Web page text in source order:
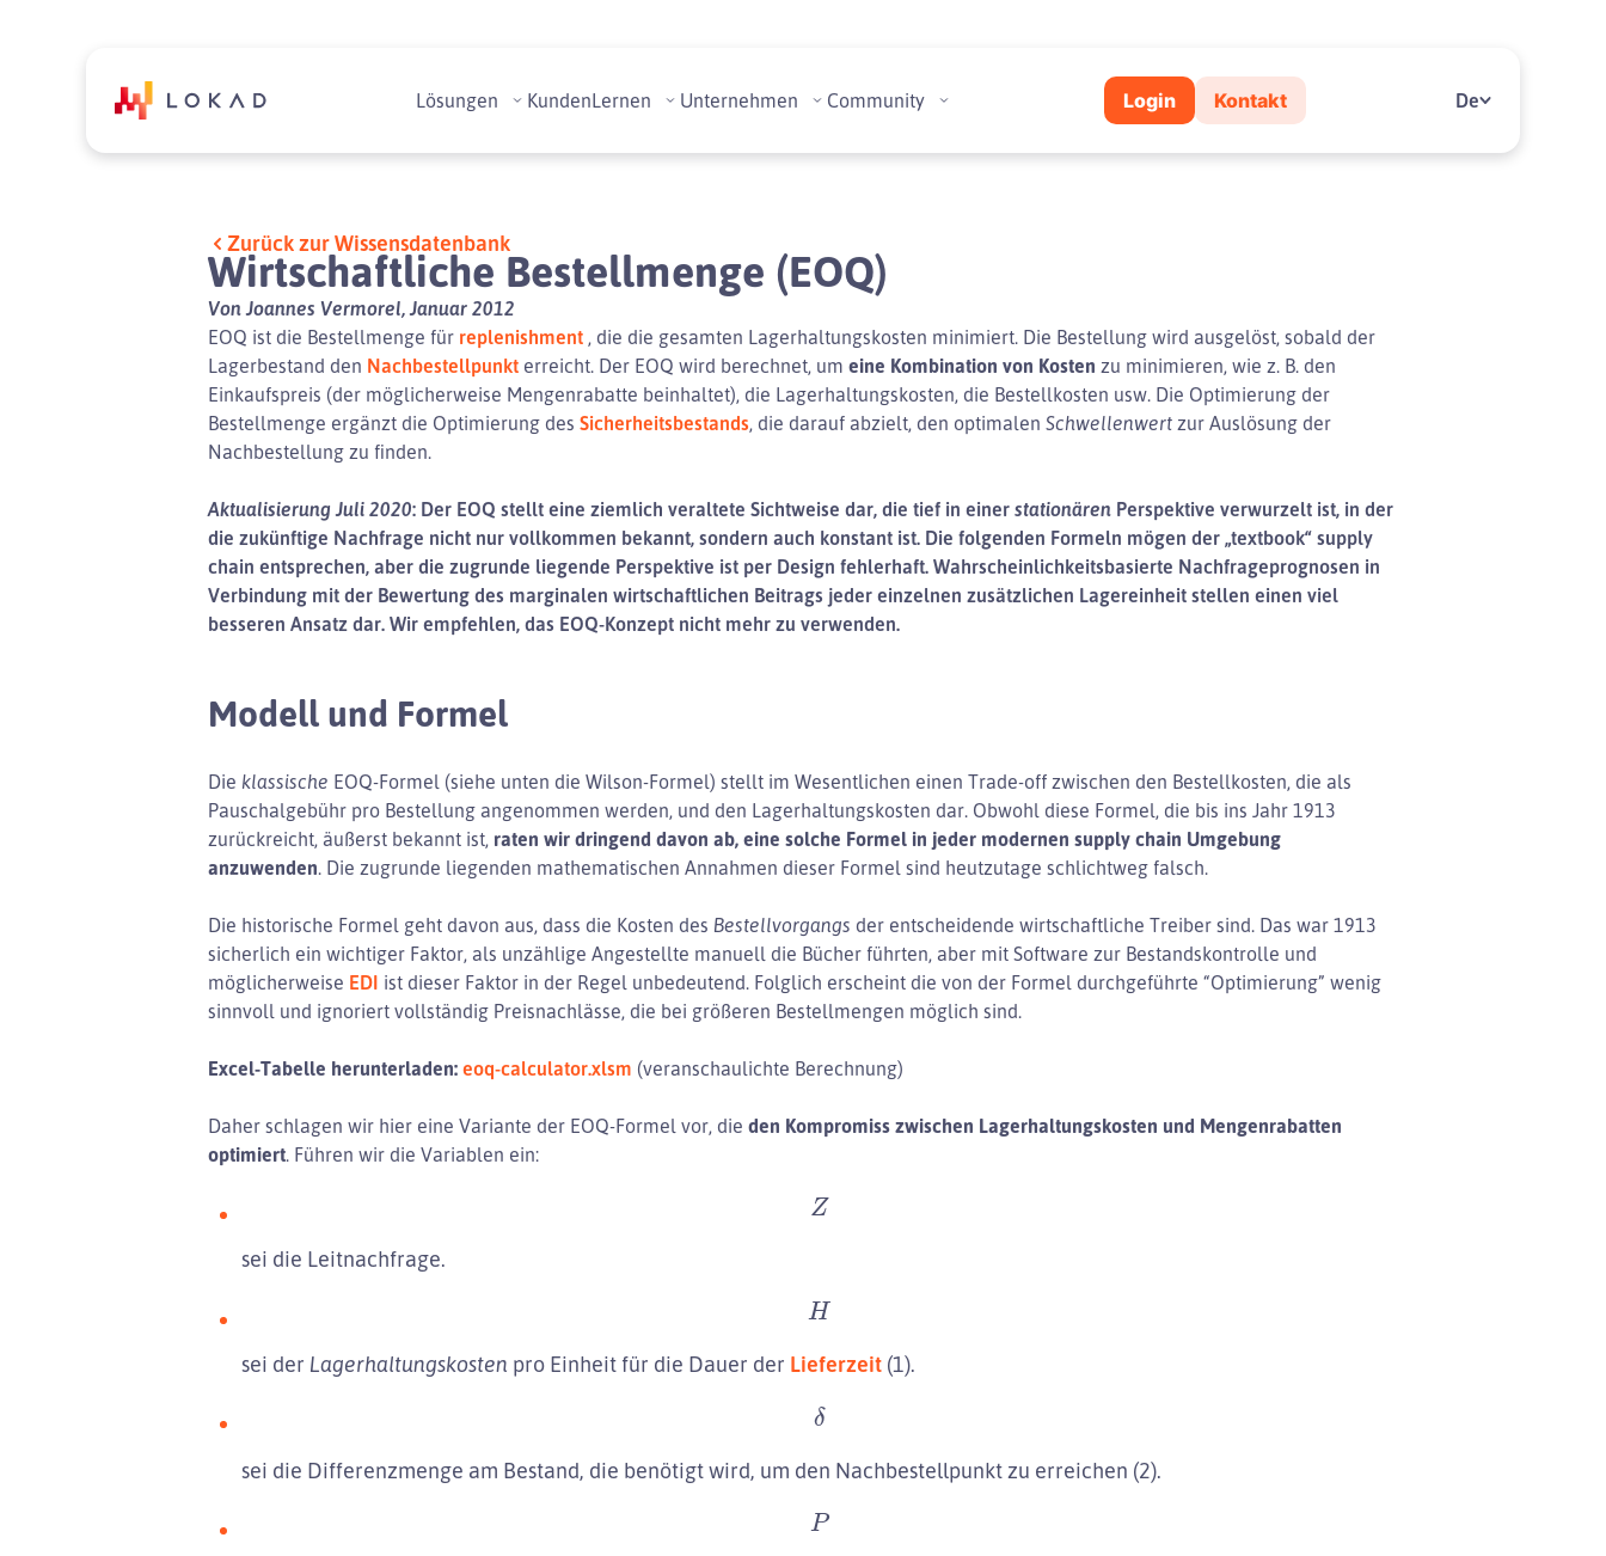
Lösungen KundenLernen Unternehmen Community Login Kontakt De
Zurück zur Wissensdatenbank
Wirtschaftliche Bestellmenge (EOQ)
Von Joannes Vermorel, Januar 2012
EOQ ist die Bestellmenge für replenishment , die die gesamten Lagerhaltungskosten minimiert. Die Bestellung wird ausgelöst, sobald der
Lagerbestand den Nachbestellpunkt erreicht. Der EOQ wird berechnet, um eine Kombination von Kosten zu minimieren, wie z. B. den
Einkaufspreis (der möglicherweise Mengenrabatte beinhaltet), die Lagerhaltungskosten, die Bestellkosten usw. Die Optimierung der
Bestellmenge ergänzt die Optimierung des Sicherheitsbestands, die darauf abzielt, den optimalen Schwellenwert zur Auslösung der
Nachbestellung zu finden.
Aktualisierung Juli 2020: Der EOQ stellt eine ziemlich veraltete Sichtweise dar, die tief in einer stationären Perspektive verwurzelt ist, in der
die zukünftige Nachfrage nicht nur vollkommen bekannt, sondern auch konstant ist. Die folgenden Formeln mögen der „textbook“ supply
chain entsprechen, aber die zugrunde liegende Perspektive ist per Design fehlerhaft. Wahrscheinlichkeitsbasierte Nachfrageprognosen in
Verbindung mit der Bewertung des marginalen wirtschaftlichen Beitrags jeder einzelnen zusätzlichen Lagereinheit stellen einen viel
besseren Ansatz dar. Wir empfehlen, das EOQ-Konzept nicht mehr zu verwenden.
Modell und Formel
Die klassische EOQ-Formel (siehe unten die Wilson-Formel) stellt im Wesentlichen einen Trade-off zwischen den Bestellkosten, die als
Pauschalgebühr pro Bestellung angenommen werden, und den Lagerhaltungskosten dar. Obwohl diese Formel, die bis ins Jahr 1913
zurückreicht, äußerst bekannt ist, raten wir dringend davon ab, eine solche Formel in jeder modernen supply chain Umgebung
anzuwenden. Die zugrunde liegenden mathematischen Annahmen dieser Formel sind heutzutage schlichtweg falsch.
Die historische Formel geht davon aus, dass die Kosten des Bestellvorgangs der entscheidende wirtschaftliche Treiber sind. Das war 1913
sicherlich ein wichtiger Faktor, als unzählige Angestellte manuell die Bücher führten, aber mit Software zur Bestandskontrolle und
möglicherweise EDI ist dieser Faktor in der Regel unbedeutend. Folglich erscheint die von der Formel durchgeführte “Optimierung” wenig
sinnvoll und ignoriert vollständig Preisnachlässe, die bei größeren Bestellmengen möglich sind.
Excel-Tabelle herunterladen: eoq-calculator.xlsm (veranschaulichte Berechnung)
Daher schlagen wir hier eine Variante der EOQ-Formel vor, die den Kompromiss zwischen Lagerhaltungskosten und Mengenrabatten
optimiert. Führen wir die Variablen ein:
Z
sei die Leitnachfrage.
H
sei der Lagerhaltungskosten pro Einheit für die Dauer der Lieferzeit (1).
δ
sei die Differenzmenge am Bestand, die benötigt wird, um den Nachbestellpunkt zu erreichen (2).
P